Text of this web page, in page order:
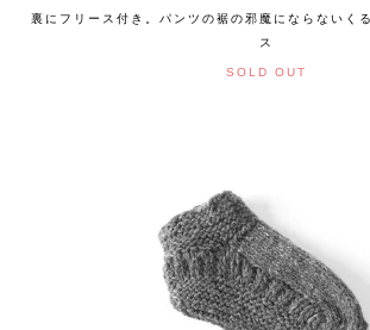
裏にフリース付き。パンツの裾の邪魔にならないく
ス
SOLD OUT